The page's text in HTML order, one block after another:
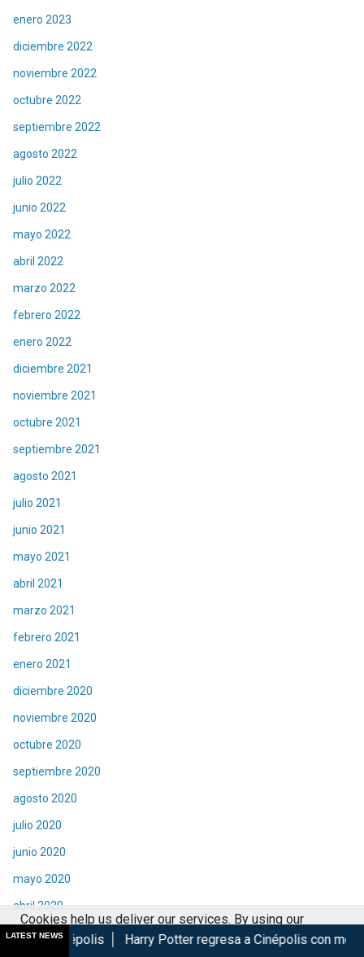
enero 2023
diciembre 2022
noviembre 2022
octubre 2022
septiembre 2022
agosto 2022
julio 2022
junio 2022
mayo 2022
abril 2022
marzo 2022
febrero 2022
enero 2022
diciembre 2021
noviembre 2021
octubre 2021
septiembre 2021
agosto 2021
julio 2021
junio 2021
mayo 2021
abril 2021
marzo 2021
febrero 2021
enero 2021
diciembre 2020
noviembre 2020
octubre 2020
septiembre 2020
agosto 2020
julio 2020
junio 2020
mayo 2020
abril 2020
marzo 2020
LATEST NEWS
Harry Potter regresa a Cinépolis con menú y coleccionables
Cookies help us deliver our services. By using our
services, you agree to our use of cookies.
Got it